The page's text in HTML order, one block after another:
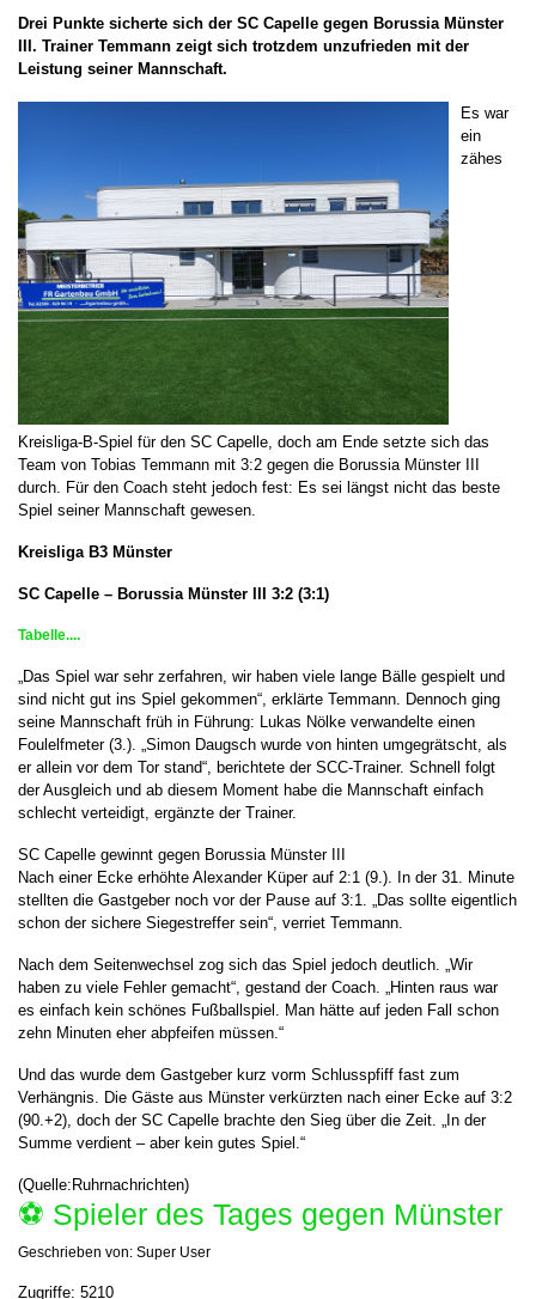
Drei Punkte sicherte sich der SC Capelle gegen Borussia Münster
III. Trainer Temmann zeigt sich trotzdem unzufrieden mit der
Leistung seiner Mannschaft.
Es war
ein
zähes
Kreisliga-B-Spiel für den SC Capelle, doch am Ende setzte sich das
Team von Tobias Temmann mit 3:2 gegen die Borussia Münster III
durch. Für den Coach steht jedoch fest: Es sei längst nicht das beste
Spiel seiner Mannschaft gewesen.
Kreisliga B3 Münster
SC Capelle – Borussia Münster III 3:2 (3:1)
Tabelle....
„Das Spiel war sehr zerfahren, wir haben viele lange Bälle gespielt und
sind nicht gut ins Spiel gekommen“, erklärte Temmann. Dennoch ging
seine Mannschaft früh in Führung: Lukas Nölke verwandelte einen
Foulelfmeter (3.). „Simon Daugsch wurde von hinten umgegrätscht, als
er allein vor dem Tor stand“, berichtete der SCC-Trainer. Schnell folgt
der Ausgleich und ab diesem Moment habe die Mannschaft einfach
schlecht verteidigt, ergänzte der Trainer.
SC Capelle gewinnt gegen Borussia Münster III
Nach einer Ecke erhöhte Alexander Küper auf 2:1 (9.). In der 31. Minute
stellten die Gastgeber noch vor der Pause auf 3:1. „Das sollte eigentlich
schon der sichere Siegestreffer sein“, verriet Temmann.
Nach dem Seitenwechsel zog sich das Spiel jedoch deutlich. „Wir
haben zu viele Fehler gemacht“, gestand der Coach. „Hinten raus war
es einfach kein schönes Fußballspiel. Man hätte auf jeden Fall schon
zehn Minuten eher abpfeifen müssen.“
Und das wurde dem Gastgeber kurz vorm Schlusspfiff fast zum
Verhängnis. Die Gäste aus Münster verkürzten nach einer Ecke auf 3:2
(90.+2), doch der SC Capelle brachte den Sieg über die Zeit. „In der
Summe verdient – aber kein gutes Spiel.“
(Quelle:Ruhrnachrichten)
⚽️ Spieler des Tages gegen Münster
Geschrieben von: Super User
Zugriffe: 5210